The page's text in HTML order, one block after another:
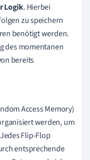
Logik. Hierbei
zu speichern
benötigt werden.
des momentanen
bereits
Access Memory)
werden, um
Flip-Flop
entsprechende